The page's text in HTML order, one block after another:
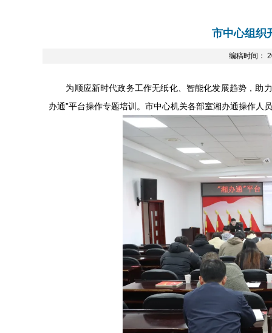
市中心组织
编稿时间：
为顺应新时代政务工作无纸化、智能化发展趋势，助力
办通”平台操作专题培训。市中心机关各部室湘办通操作